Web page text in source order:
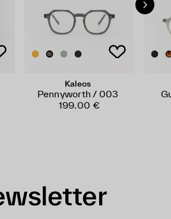
Kaleos
Pennyworth / 003
199.00 €